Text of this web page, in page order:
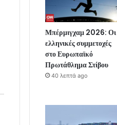
Μπέρμιγχαμ 2026: Οι
ελληνικές συμμετοχές
στο Ευρωπαϊκό
Πρωτάθλημα Στίβου
40 λεπτά ago